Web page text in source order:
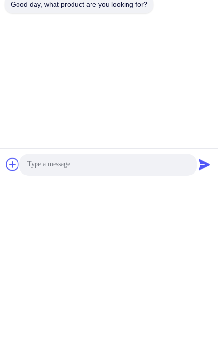
Good day, what product are you looking for?